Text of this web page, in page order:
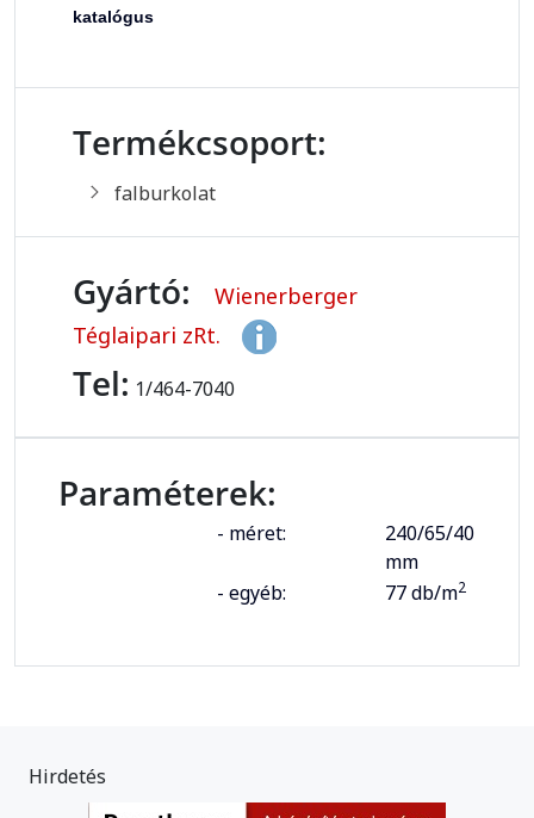
katalógus
Termékcsoport:
falburkolat
Gyártó:
Wienerberger
Téglaipari zRt.
Tel: 1/464-7040
Paraméterek:
- méret:
240/65/40
mm
- egyéb:
77 db/m2
Hirdetés